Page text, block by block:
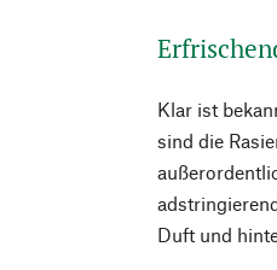
Klar ist
sind die
Duft und